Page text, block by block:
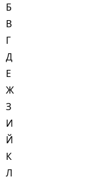
Б
В
Г
Д
Е
Ж
З
И
Й
К
Л